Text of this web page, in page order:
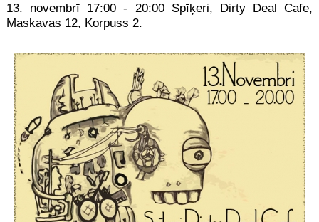
13. novembrī 17:00 - 20:00 Spīķeri, Dirty Deal Cafe,
Maskavas 12, Korpuss 2.